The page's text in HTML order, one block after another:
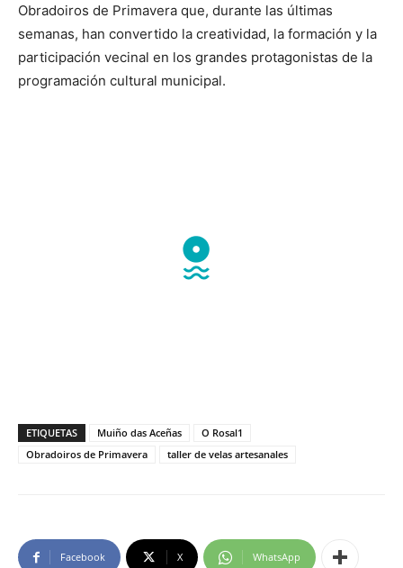
Obradoiros de Primavera que, durante las últimas
semanas, han convertido la creatividad, la formación y la
participación vecinal en los grandes protagonistas de la
programación cultural municipal.
ETIQUETAS Muiño das Aceñas
O Rosal1
Obradoiros de Primavera
taller de velas artesanales
Facebook X WhatsApp